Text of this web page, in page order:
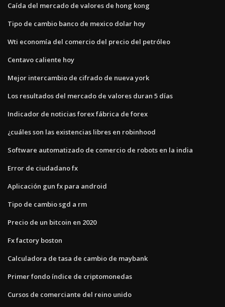
Caída del mercado de valores de hong kong
Tipo de cambio banco de mexico dolar hoy
Wti economía del comercio del precio del petróleo
Centavo caliente hoy
Mejor intercambio de cifrado de nueva york
Los resultados del mercado de valores duran 5 días
Indicador de noticias forex fábrica de forex
¿cuáles son las existencias libres en robinhood
Software automatizado de comercio de robots en la india
Error de ciudadano fx
Aplicación gun fx para android
Tipo de cambio sgd a rm
Precio de un bitcoin en 2020
Fx factory boston
Calculadora de tasa de cambio de maybank
Primer fondo índice de criptomonedas
Cursos de comerciante del reino unido